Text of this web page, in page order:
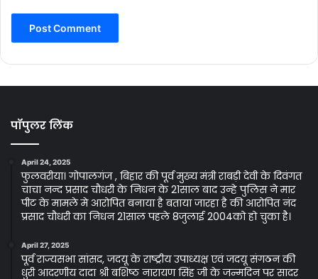
पॉपुलर लिंक
April 24, 2025
फुलवरीया। गोपालगंज , बिहार की पूर्व मुख्य मंत्री राबड़ी देवी के दिवंगत
चाचा नन्द प्रसाद चौधरी के निधन के 21साल बाद उन्हे पुलिस ने मार
पीट के मामले मे आरोपित बनाया है बताया जारहा है की आरोपित नंद
प्रसाद चौधरी का निधन 21साल पहले 8जुलाई 2004को हो चुका है।
April 27, 2025
पूर्व राज्यसभा सांसद, जदयू के राष्ट्रीय उपाध्यक्ष एवं जदयू संगठन की
धुरी आदरणीय दादा श्री बशिष्ठ नारायण सिंह जी के जन्मदिन पर सादर